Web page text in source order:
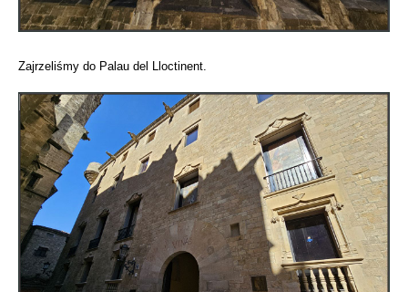
Zajrzeliśmy do Palau del Lloctinent.